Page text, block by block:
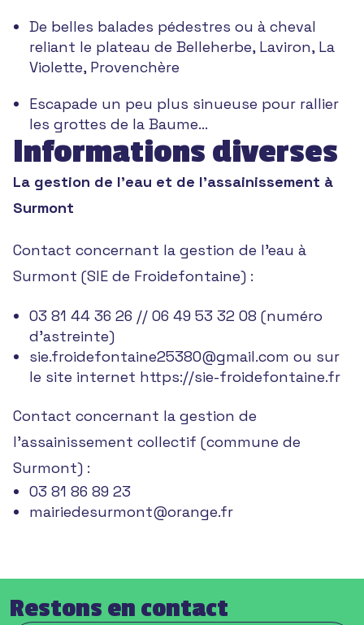
De belles balades pédestres ou à cheval
reliant le plateau de Belleherbe, Laviron, La
Violette, Provenchère
Escapade un peu plus sinueuse pour rallier
les grottes de la Baume…
Informations diverses
La gestion de l’eau et de l’assainissement à
Surmont
Contact concernant la gestion de l’eau à
Surmont (SIE de Froidefontaine) :
03 81 44 36 26 // 06 49 53 32 08 (numéro
d’astreinte)
sie.froidefontaine25380@gmail.com ou sur
le site internet https://sie-froidefontaine.fr
Contact concernant la gestion de
l’assainissement collectif (commune de
Surmont) :
03 81 86 89 23
mairiedesurmont@orange.fr
Restons en contact